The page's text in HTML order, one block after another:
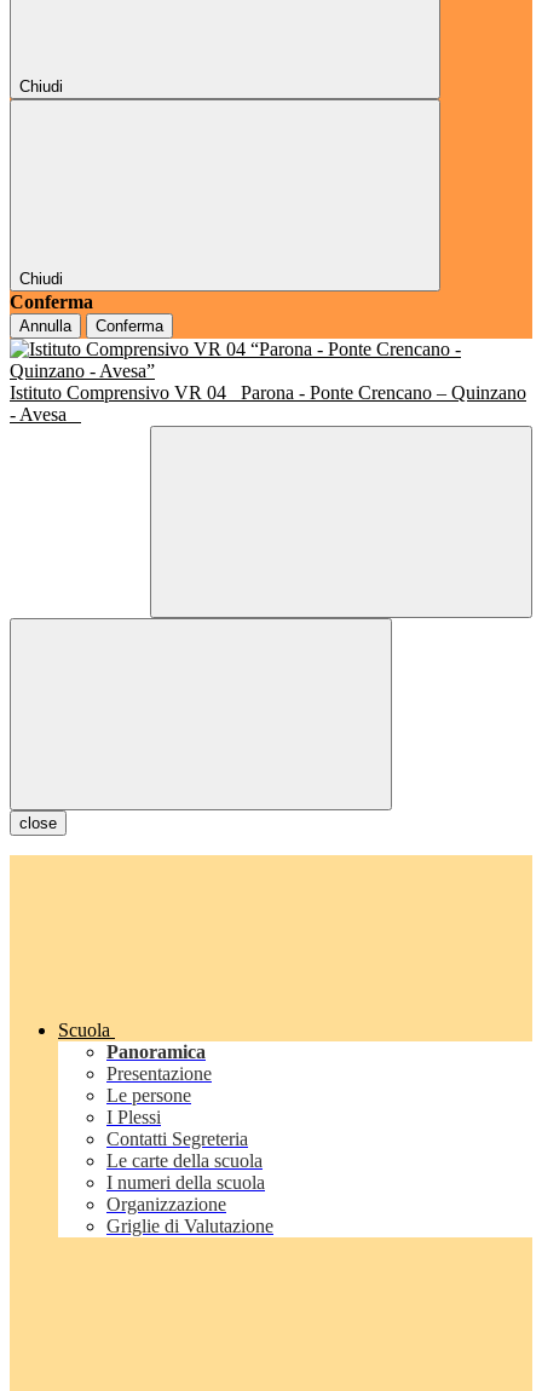
Chiudi
Chiudi
Conferma
Annulla Conferma
Istituto Comprensivo VR 04
Parona - Ponte Crencano – Quinzano
- Avesa
close
Scuola
Panoramica
Presentazione
Le persone
I Plessi
Contatti Segreteria
Le carte della scuola
I numeri della scuola
Organizzazione
Griglie di Valutazione